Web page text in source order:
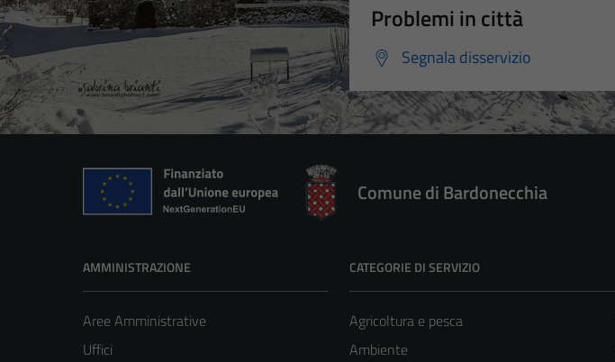
Problemi in città
Segnala disservizio
Comune di Bardonecchia
AMMINISTRAZIONE
Aree Amministrative
Uffici
CATEGORIE DI SERVIZIO
Agricoltura e pesca
Ambiente